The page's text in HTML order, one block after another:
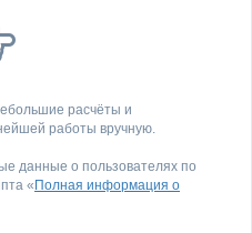
расчёты и
работы вручную.
данные о пользователях по
« Полная информация о